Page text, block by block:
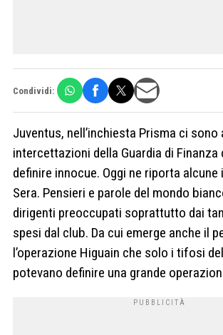
Condividi:
Juventus, nell’inchiesta Prisma ci sono
intercettazioni della Guardia di
definire innocue. Oggi ne riporta alcune
Sera. Pensieri e parole del mondo
dirigenti preoccupati soprattutto dai
spesi dal club. Da cui emerge anche il
l’operazione Higuain che solo i tifosi
potevano definire una grande